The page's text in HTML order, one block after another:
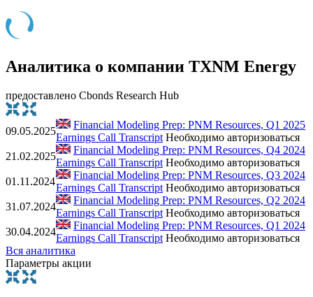
Аналитика о компании TXNM Energy
предоставлено Cbonds Research Hub
09.05.2025
Financial Modeling Prep: PNM Resources, Q1 2025
Earnings Call Transcript Необходимо авторизоваться
21.02.2025
Financial Modeling Prep: PNM Resources, Q4 2024
Earnings Call Transcript Необходимо авторизоваться
01.11.2024
Financial Modeling Prep: PNM Resources, Q3 2024
Earnings Call Transcript Необходимо авторизоваться
31.07.2024
Financial Modeling Prep: PNM Resources, Q2 2024
Earnings Call Transcript Необходимо авторизоваться
30.04.2024
Financial Modeling Prep: PNM Resources, Q1 2024
Earnings Call Transcript Необходимо авторизоваться
Вся аналитика
Параметры акции